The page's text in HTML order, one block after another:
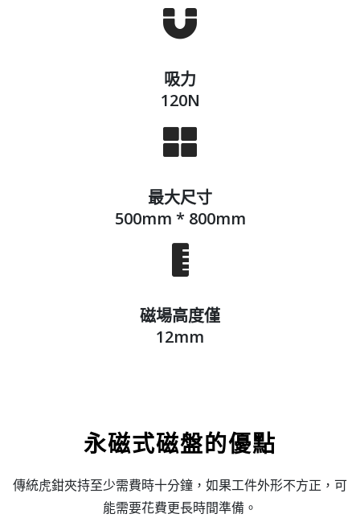
吸力
120N
最大尺寸
500mm * 800mm
磁場高度僅
12mm
永磁式磁盤的優點
傳統虎鉗夾持至少需費時十分鐘，如果工件外形不方正，可
能需要花費更長時間準備。